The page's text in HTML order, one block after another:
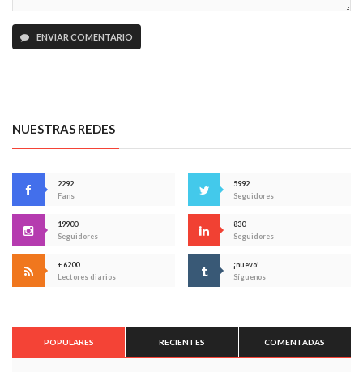
ENVIAR COMENTARIO
NUESTRAS REDES
2292
Fans
5992
Seguidores
19900
Seguidores
830
Seguidores
+ 6200
Lectores diarios
¡nuevo!
Síguenos
POPULARES RECIENTES COMENTADAS